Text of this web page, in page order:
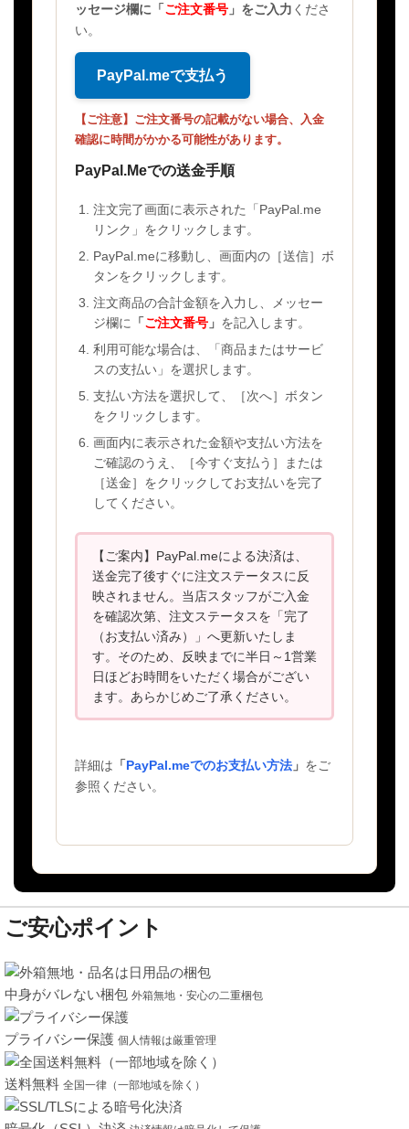
ッセージ欄に 「 ご注文番号 」 をご入力 くださ
い。
PayPal.meで支払う
【ご注意】ご注文番号の記載がない場合、入金
確認に時間がかかる可能性があります。
PayPal.Meでの送金手順
注文完了画面に表示された「PayPal.me
リンク」をクリックします。
PayPal.meに移動し、画面内の［送信］ボ
タンをクリックします。
注文商品の合計金額を入力し、メッセー
ジ欄に
「 ご注文番号 」 を記入します。
利用可能な場合は、「商品またはサービ
スの支払い」を選択します。
支払い方法を選択して、［次へ］ボタン
をクリックします。
画面内に表示された金額や支払い方法を
ご確認のうえ、［今すぐ支払う］または
［送金］をクリックしてお支払いを完了
してください。
【ご案内】PayPal.meによる決済は、
送金完了後すぐに注文ステータスに反
映されません。当店スタッフがご入金
を確認次第、注文ステータスを「完了
（お支払い済み）」へ更新いたしま
す。そのため、反映までに半日～1営業
日ほどお時間をいただく場合がござい
ます。あらかじめご了承ください。
詳細は 「 PayPal.meでのお支払い方法 」 をご
参照ください。
ご安心ポイント
中身がバレない梱包 外箱無地・安心の二重梱包
プライバシー保護 個人情報は厳重管理
送料無料 全国一律（一部地域を除く）